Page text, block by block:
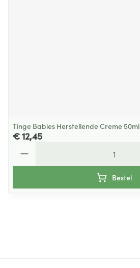
Tinge Babies Herstellende Creme 50ml
€ 12,45
Bestel